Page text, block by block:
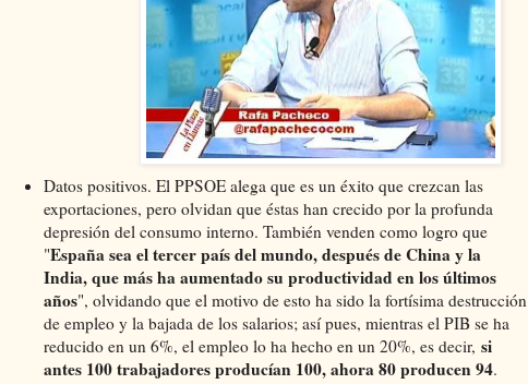
Datos positivos. El PPSOE alega que es un éxito que crezcan las
exportaciones, pero olvidan que éstas han crecido por la profunda
depresión del consumo interno. También venden como logro que
"España sea el tercer país del mundo, después de China y la
India, que más ha aumentado su productividad en los últimos
años", olvidando que el motivo de esto ha sido la fortísima destrucción
de empleo y la bajada de los salarios; así pues, mientras el PIB se ha
reducido en un 6%, el empleo lo ha hecho en un 20%, es decir, si
antes 100 trabajadores producían 100, ahora 80 producen 94.